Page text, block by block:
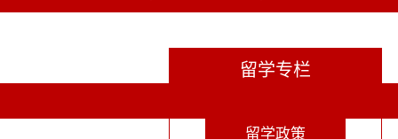
留学专栏
留学政策